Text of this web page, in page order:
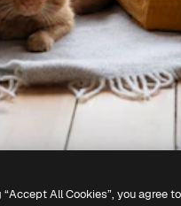
All Cookies”, you agree